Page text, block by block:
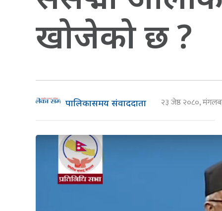
खोजेको छ ?
पालिकासमय संवाददाता २३ जेष्ठ २०८०,